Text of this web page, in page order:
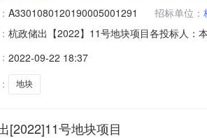
A3301080120190005001291 招标单位：
杭政储出【2022】11号地块项目各投标人：
选人绿城物业服务集团有限公司高层报价（
2022-09-22 18:37
地块
[2022]11号地块项目